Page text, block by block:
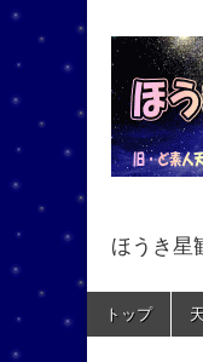
ほ
ほうき星
Main
menu
Skip
トップ